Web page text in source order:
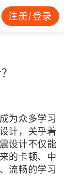
注册/登录
为众多学习
计，关乎着
设计不仅能
的卡顿、中
流畅的学习